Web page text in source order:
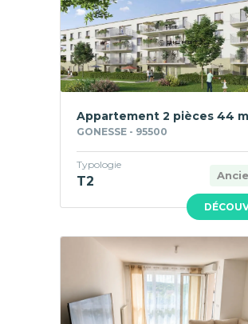
Appartement 2 pièces 44
GONESSE - 95500
Typologie
T2